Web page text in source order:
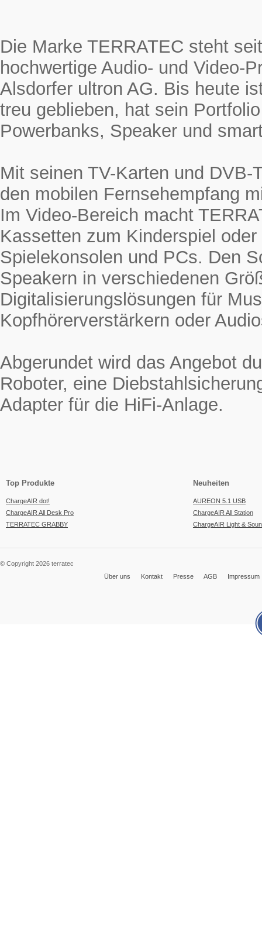
Die Marke TERRATEC steht
hochwertige Audio- und Video-
Alsdorfer ultron AG. Bis heute
treu geblieben, hat sein
Powerbanks, Speaker und
Mit seinen TV-Karten und
den mobilen Fernsehempfang
Im Video-Bereich macht
Kassetten zum Kinderspiel
Spielekonsolen und PCs. Den
Speakern in verschiedenen
Digitalisierungslösungen für
Kopfhörerverstärkern oder
Abgerundet wird das Angebot
Roboter, eine
Adapter für die HiFi-Anlage.
Top Produkte
ChargeAIR dot!
ChargeAIR All Desk Pro
TERRATEC GRABBY
Neuheiten
AUREON 5.1 USB
ChargeAIR All Station
ChargeAIR Light &
© Copyright 2026 terratec
Über uns
Kontakt Presse AGB Impressum